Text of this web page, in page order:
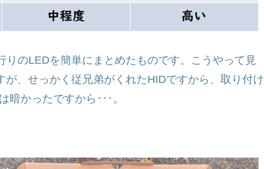
のLEDを簡単にまとめたものです。こうやって見
、せっかく従兄弟がくれたHIDですから、取り付け
暗かったですから･･･。